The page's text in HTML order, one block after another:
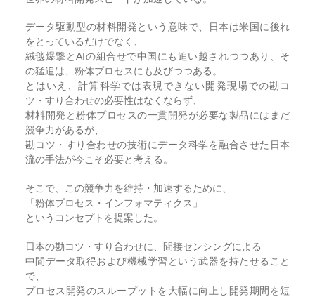
データ駆動型の材料開発という意味で、日本は米国に後れ
をとっているだけでなく、
絨毯爆撃とAIの組合せで中国にも追い越されつつあり、そ
の猛追は、粉体プロセスにも及びつつある。
とはいえ、計算科学では表現できない開発現場での勘コ
ツ・すり合わせの必要性はなくならず、
材料開発と粉体プロセスの一貫開発が必要な製品にはまだ
競争力があるが、
勘コツ・すり合わせの技術にデータ科学を融合させた日本
流の手法が今こそ必要と考える。
そこで、この競争力を維持・加速するために、
「粉体プロセス・インフォマティクス」
というコンセプトを提案した。
日本の勘コツ・すり合わせに、間接センシングによる
中間データ取得および機械学習という武器を持たせること
で、
プロセス開発のスループットを大幅に向上し開発期間を短